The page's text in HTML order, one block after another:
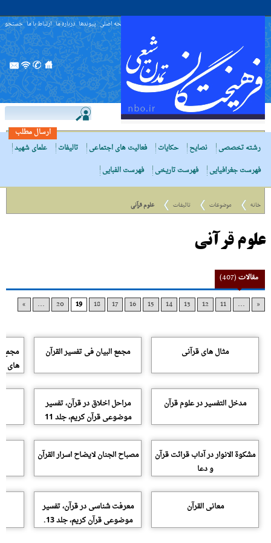
صفحه اصلی پیوندها درباره ما ارتباط با ما جستجو
ارسال مطلب
رشته تخصصی
نصایح حکایات فعالیت های اجتماعی تالیفات
علمای شهید
فهرست جغرافیایی
فهرست تاریخی فهرست الفبایی
خانه موضوعات تالیفات علوم قرآنی
علوم قرآنی
مقالات(407)
«
...
11
12
13
14
15
16
17
18
19
20
...
»
مثال هاى قرآنى مجمع البیان فى تفسیر القرآن
هاى
مدخل التفسیر در علوم قرآن
مراحل اخلاق در قرآن، تفسیر
موضوعى قرآن کریم، جلد 11
مشکوة الانوار در آداب قرائت قرآن
و دعا
مصباح الجنان لایضاح اسرار القرآن
معانى القرآن
معرفت شناسى در قرآن، تفسیر
موضوعى قرآن کریم، جلد 13.